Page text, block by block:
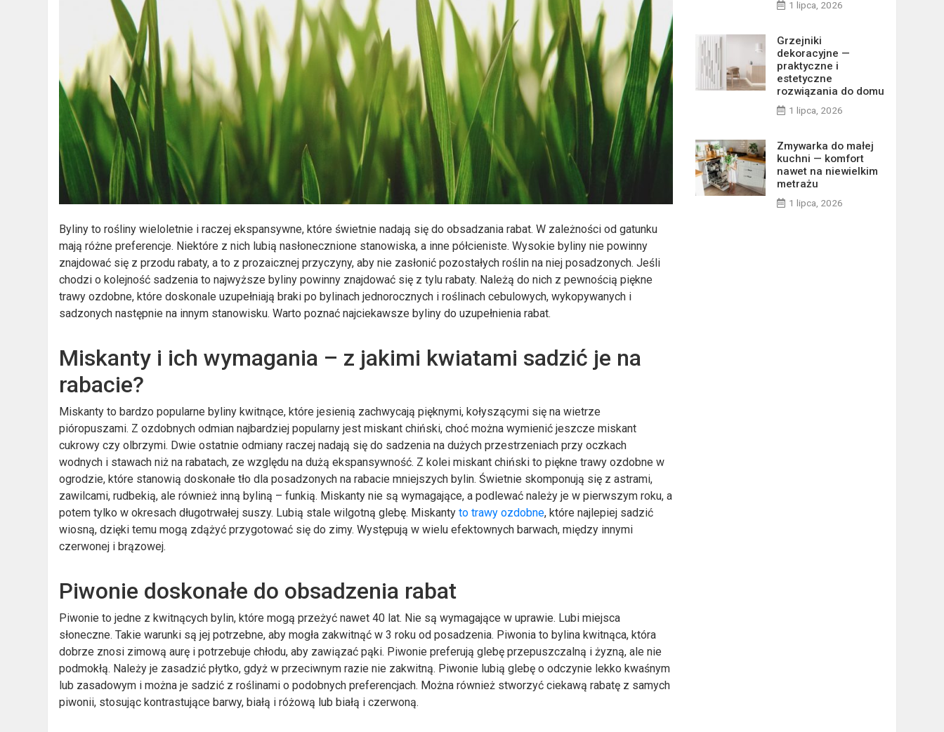
Byliny to rośliny wieloletnie i raczej ekspansywne, które świetnie nadają się do obsadzania rabat. W zależności od gatunku
mają różne preferencje. Niektóre z nich lubią nasłonecznione stanowiska, a inne półcieniste. Wysokie byliny nie powinny
znajdować się z przodu rabaty, a to z prozaicznej przyczyny, aby nie zasłonić pozostałych roślin na niej posadzonych. Jeśli
chodzi o kolejność sadzenia to najwyższe byliny powinny znajdować się z tylu rabaty. Należą do nich z pewnością piękne
trawy ozdobne, które doskonale uzupełniają braki po bylinach jednorocznych i roślinach cebulowych, wykopywanych i
sadzonych następnie na innym stanowisku. Warto poznać najciekawsze byliny do uzupełnienia rabat.
Miskanty i ich wymagania – z jakimi kwiatami sadzić je na
rabacie?
Miskanty to bardzo popularne byliny kwitnące, które jesienią zachwycają pięknymi, kołyszącymi się na wietrze
pióropuszami. Z ozdobnych odmian najbardziej popularny jest miskant chiński, choć można wymienić jeszcze miskant
cukrowy czy olbrzymi. Dwie ostatnie odmiany raczej nadają się do sadzenia na dużych przestrzeniach przy oczkach
wodnych i stawach niż na rabatach, ze względu na dużą ekspansywność. Z kolei miskant chiński to piękne trawy ozdobne w
ogrodzie, które stanowią doskonałe tło dla posadzonych na rabacie mniejszych bylin. Świetnie skomponują się z astrami,
zawilcami, rudbekią, ale również inną byliną – funkią. Miskanty nie są wymagające, a podlewać należy je w pierwszym roku, a
potem tylko w okresach długotrwałej suszy. Lubią stale wilgotną glebę. Miskantyto trawy ozdobne, które najlepiej sadzić
wiosną, dzięki temu mogą zdążyć przygotować się do zimy. Występują w wielu efektownych barwach, między innymi
czerwonej i brązowej.
Piwonie doskonałe do obsadzenia rabat
Piwonie to jedne z kwitnących bylin, które mogą przeżyć nawet 40 lat. Nie są wymagające w uprawie. Lubi miejsca
słoneczne. Takie warunki są jej potrzebne, aby mogła zakwitnąć w 3 roku od posadzenia. Piwonia to bylina kwitnąca, która
dobrze znosi zimową aurę i potrzebuje chłodu, aby zawiązać pąki. Piwonie preferują glebę przepuszczalną i żyzną, ale nie
podmokłą. Należy je zasadzić płytko, gdyż w przeciwnym razie nie zakwitną. Piwonie lubią glebę o odczynie lekko kwaśnym
lub zasadowym i można je sadzić z roślinami o podobnych preferencjach. Można również stworzyć ciekawą rabatę z samych
piwonii, stosując kontrastujące barwy, białą i różową lub białą i czerwoną.
1 lipca, 2026
Grzejniki
dekoracyjne —
praktyczne i
estetyczne
rozwiązania do domu
1 lipca, 2026
Zmywarka do małej
kuchni — komfort
nawet na niewielkim
metrażu
1 lipca, 2026